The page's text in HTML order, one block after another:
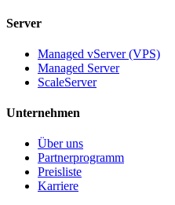
Server
Managed vServer (VPS)
Managed Server
ScaleServer
Unternehmen
Über uns
Partnerprogramm
Preisliste
Karriere